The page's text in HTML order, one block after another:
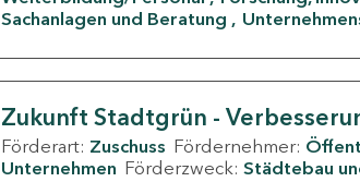
Sachanlagen und Beratung
Zukunft Stadtgrün -
Förderart: Zuschuss Fördernehmer:
Unternehmen Förderzweck: Städtebau